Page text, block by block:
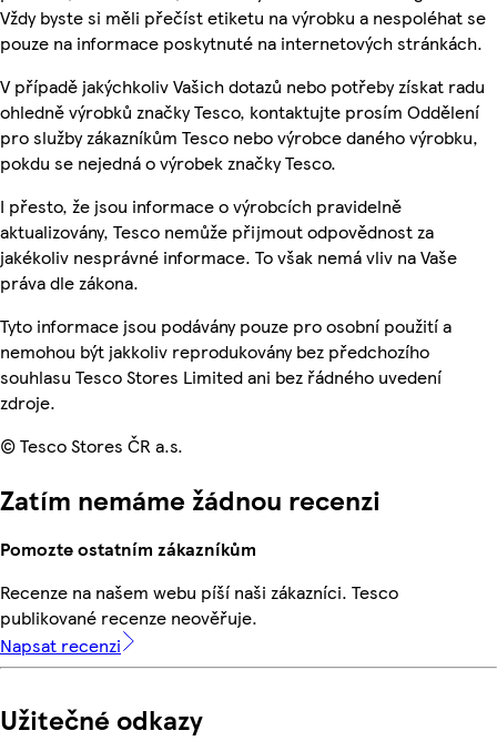
Vždy byste si měli přečíst etiketu na výrobku a nespoléhat se
pouze na informace poskytnuté na internetových stránkách.
V případě jakýchkoliv Vašich dotazů nebo potřeby získat radu
ohledně výrobků značky Tesco, kontaktujte prosím Oddělení
pro služby zákazníkům Tesco nebo výrobce daného výrobku,
pokdu se nejedná o výrobek značky Tesco.
I přesto, že jsou informace o výrobcích pravidelně
aktualizovány, Tesco nemůže přijmout odpovědnost za
jakékoliv nesprávné informace. To však nemá vliv na Vaše
práva dle zákona.
Tyto informace jsou podávány pouze pro osobní použití a
nemohou být jakkoliv reprodukovány bez předchozího
souhlasu Tesco Stores Limited ani bez řádného uvedení
zdroje.
© Tesco Stores ČR a.s.
Zatím nemáme žádnou recenzi
Pomozte ostatním zákazníkům
Recenze na našem webu píší naši zákazníci. Tesco
publikované recenze neověřuje.
Napsat recenzi
Užitečné odkazy